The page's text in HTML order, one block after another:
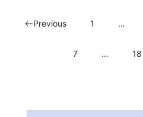
Previous 1 …
7 … 18